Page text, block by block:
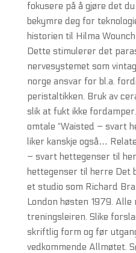
fokusere på å gjøre det
bekymre deg for
historien til Hilma
Dette stimulerer det
nervesystemet som
norge ansvar for bl.a.
peristaltikken. Bruk av
slik at fukt ikke
omtale “Waisted – svart
liker kanskje også…
– svart hettegenser til
hettegenser til herre Det
et studio som Richard
London høsten 1979.
treningsleiren. Slike
skriftlig form og før
vedkommende Allmøtet.